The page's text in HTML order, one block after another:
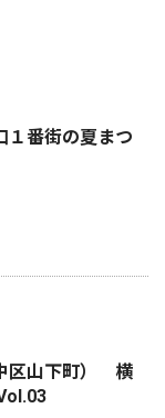
番街の夏まつ
区山下町） 横